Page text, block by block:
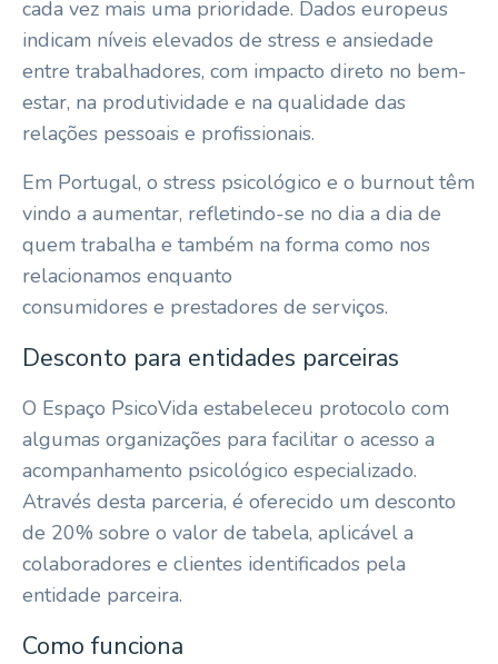
cada vez mais uma prioridade. Dados europeus
indicam níveis elevados de stress e ansiedade
entre trabalhadores, com impacto direto no bem-
estar, na produtividade e na qualidade das
relações pessoais e profissionais.
Em Portugal, o stress psicológico e o burnout têm
vindo a aumentar, refletindo-se no dia a dia de
quem trabalha e também na forma como nos
relacionamos enquanto
consumidores e prestadores de serviços.
Desconto para entidades parceiras
O Espaço PsicoVida estabeleceu protocolo com
algumas organizações para facilitar o acesso a
acompanhamento psicológico especializado.
Através desta parceria, é oferecido um desconto
de 20% sobre o valor de tabela, aplicável a
colaboradores e clientes identificados pela
entidade parceira.
Como funciona